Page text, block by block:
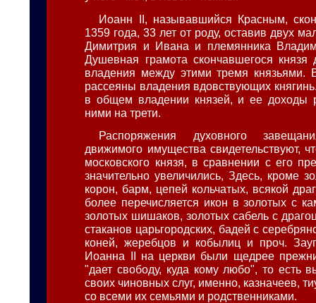
Иоанн II, называвшийся Красным,
1359 года, 33 лет от роду, оставив двух
Димитрия и Ивана и племянника
Душевная грамота скончавшегося князя
владения между этими тремя князьями.
рассеяны владения вдовствующих
в общем владении князей, и ее доходы
ними на трети.
Распоряжения духовного
движимого имущества свидетельствуют,
московского князя, в сравнении с его
значительно увеличились, Здесь, кроме
корон, барм, цепей кольчатых, всякой
более перечисляется икон в золотых с
золотых шишаков, золотых сабель с
стаканов царьгородских, бадей с
коней, жеребцов и кобылиц и проч.
Иоанна II на церкви были щедрее
"дает свободу, куда кому любо", то есть
своих чиновных слуг, именно, казначеев,
со всеми их семьями и родственниками.